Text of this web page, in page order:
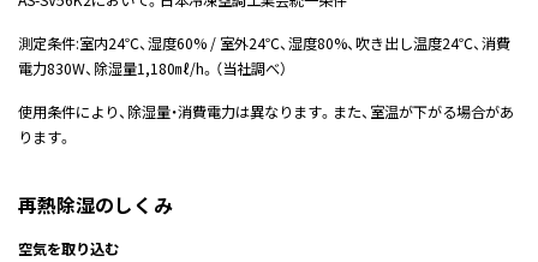
測定条件:室内24℃、湿度60% / 室外24℃、湿度80%、吹き出し温度24℃、消費
電力830W、除湿量1,180㎖/h。（当社調べ）
使用条件により、除湿量・消費電力は異なります。また、室温が下がる場合があ
ります。
再熱除湿のしくみ
空気を取り込む